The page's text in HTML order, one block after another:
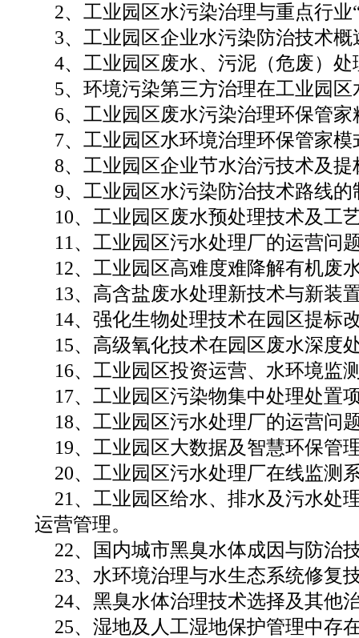
2、工业园区水污染治理与重点行业
3、工业园区企业水污染防治技术
4、工业园区废水、污泥（危废）
5、环境污染第三方治理在工业园
6、工业园区废水污染治理环保管
7、工业园区水环境治理环保管家
8、工业园区企业节水治污技术及
9、工业园区水污染防治技术路线的
10、工业园区废水预处理技术及工
11、工业园区污水处理厂的运营问
12、工业园区高难度难降解有机废
13、高含盐废水处理新技术与新装
14、强化生物处理技术在园区提标
15、高级氧化技术在园区废水深度
16、工业园区投资运营、水环境监
17、工业园区污染物集中处理处置
18、工业园区污水处理厂的运营问
19、工业园区大数据及智慧环保管
20、工业园区污水处理厂在线监测
21、工业园区给水、排水及污水处
运营管理。
22、国内城市黑臭水体成因与防治
23、水环境治理与水生态系统修复
24、黑臭水体治理技术选择及其他
25、湿地及人工湿地保护管理中存